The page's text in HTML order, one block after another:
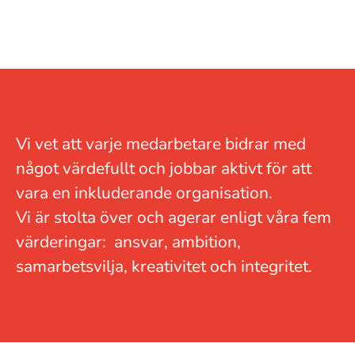
Vi vet att varje medarbetare bidrar med
något värdefullt och jobbar aktivt för att
vara en inkluderande organisation.
Vi är stolta över och agerar enligt våra fem
värderingar: ansvar, ambition,
samarbetsvilja, kreativitet och integritet.